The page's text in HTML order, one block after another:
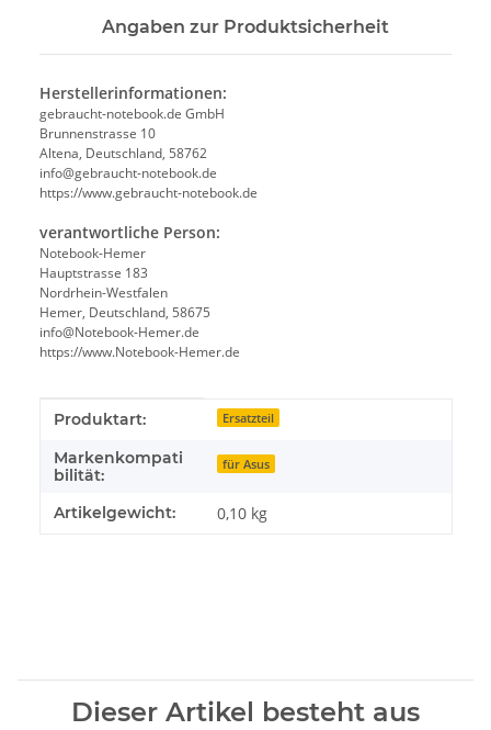
Angaben zur Produktsicherheit
Herstellerinformationen:
gebraucht-notebook.de GmbH
Brunnenstrasse 10
Altena, Deutschland, 58762
info@gebraucht-notebook.de
https://www.gebraucht-notebook.de
verantwortliche Person:
Notebook-Hemer
Hauptstrasse 183
Nordrhein-Westfalen
Hemer, Deutschland, 58675
info@Notebook-Hemer.de
https://www.Notebook-Hemer.de
Produkteigenschaft
Wert
Produktart: Ersatzteil
Markenkompati
bilität:
für Asus
Artikelgewicht: 0,10 kg
Dieser Artikel besteht aus